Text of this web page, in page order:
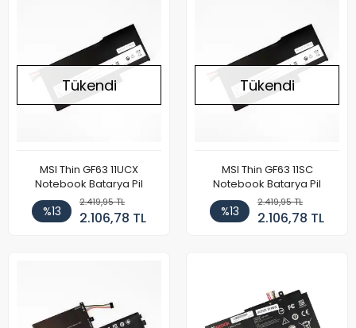
Tükendi
MSI Thin GF63 11UCX
Notebook Batarya Pil
%13
2.419,95 TL
2.106,78 TL
Tükendi
MSI Thin GF63 11SC
Notebook Batarya Pil
%13
2.419,95 TL
2.106,78 TL